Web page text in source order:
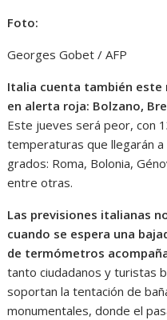
Foto:
Georges Gobet / AFP
Italia cuenta también este
en alerta roja: Bolzano,
Este jueves será peor, con
temperaturas que llegarán
grados: Roma, Bolonia,
entre otras.
Las previsiones italianas
cuando se espera una
de termómetros
tanto ciudadanos y turistas
soportan la tentación de
monumentales, donde el